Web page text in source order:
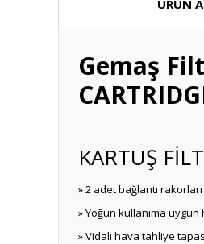
ÜRÜN
Gemaş
KARTUŞ
» 2 adet bağlantı
» Yoğun kullanıma
» Vidalı hava tahliye